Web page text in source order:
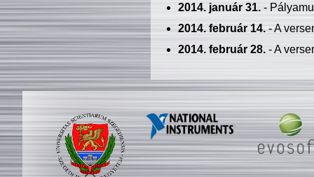
2014. január 31.-
2014. február 14.- A
2014. február 28.- A